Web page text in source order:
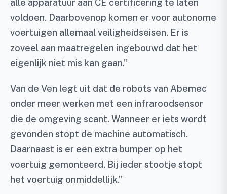
alle apparatuur aan CE certificering te laten
voldoen. Daarbovenop komen er voor autonome
voertuigen allemaal veiligheidseisen. Er is
zoveel aan maatregelen ingebouwd dat het
eigenlijk niet mis kan gaan.”
Van de Ven legt uit dat de robots van Abemec
onder meer werken met een infraroodsensor
die de omgeving scant. Wanneer er iets wordt
gevonden stopt de machine automatisch.
Daarnaast is er een extra bumper op het
voertuig gemonteerd. Bij ieder stootje stopt
het voertuig onmiddellijk.”